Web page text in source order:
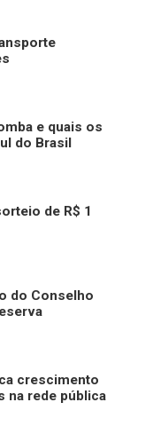
e quais os
do Brasil
de R$ 1
do Conselho
crescimento
na rede pública